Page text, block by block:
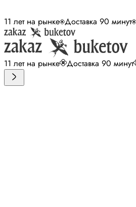
11 лет на рынке Доставка 90 минут
11 лет на рынке Доставка 90 минут